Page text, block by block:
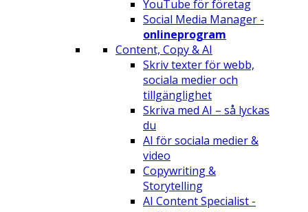
YouTube för företag
Social Media Manager -
onlineprogram
Content, Copy & AI
Skriv texter för webb,
sociala medier och
tillgänglighet
Skriva med AI – så lyckas
du
AI för sociala medier &
video
Copywriting &
Storytelling
AI Content Specialist -